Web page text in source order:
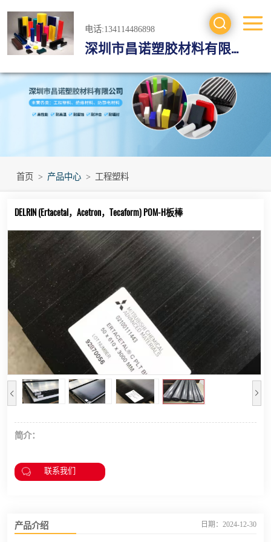
深圳市昌诺塑胶材料有限公司
电话:134114486898
首页 > 产品中心 > 工程塑料
DELRIN (Ertacetal，Acetron，Tecaform) POM-H板棒
简介：
联系我们
产品介绍 日期：2024-12-30
工程塑料
防静电材料
进口工程材料